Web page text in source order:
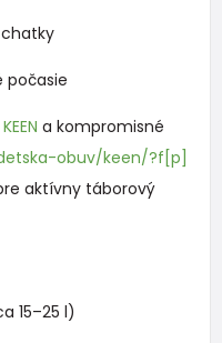
počasie
KEEN a kompromisné
obuv/keen/?f[p]
aktívny táborový
15–25 l)